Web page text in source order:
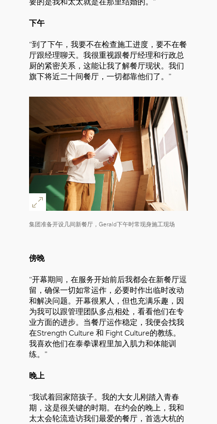
下午
“到了下午，我要不在检查施工进度，要不在餐
厅跟经理聊天。我很重视跟餐厅经理和行政总
厨的紧密关系，这能让我了解餐厅现状。我们
旗下将近二十间餐厅，一切都靠他们了。”
集团准备开设几间新餐厅，Gerald下午时常现身施工现场
傍晚
“开幕期间，在服务开始前后我都会在新餐厅逗
留，确保一切如常运作，必要时作出临时改动
和解决问题。开幕很累人，但也充满乐趣，因
为我可以跟管理团队多点相处，看看他们在专
业方面的进步。当餐厅运作稳定，我便会找我
在Strength Culture 和 Fight Culture的教练。
我喜欢他们在泰拳课程里加入肌力和体能训
练。”
晚上
“我试着回家陪孩子。我的大女儿刚踏入青春
期，这是很关键的时期。在约会的晚上，我和
太太会轮流造访我们最爱的餐厅，首选大杭的